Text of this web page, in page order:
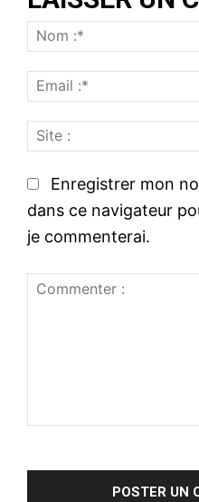
Enregistrer mon
dans ce navigateur
je commenterai.